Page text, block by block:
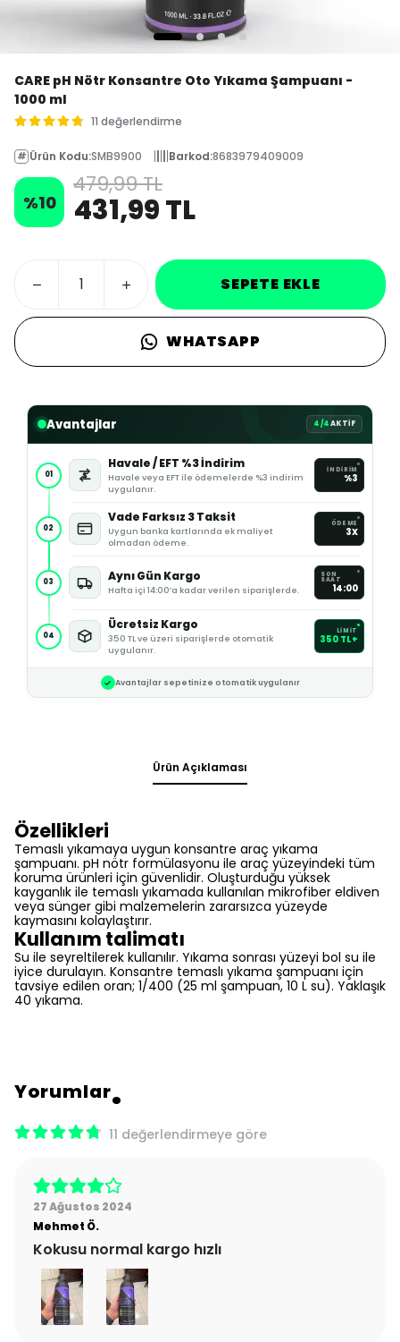
CARE pH Nötr Konsantre Oto Yıkama Şampuanı -
1000 ml
11 değerlendirme
Ürün Kodu:SMB9900 Barkod:8683979409009
%10
479,99 TL
431,99 TL
SEPETE EKLE
WHATSAPP
Avantajlar 4/4AKTİF
01
Havale / EFT %3 İndirim
Havale veya EFT ile ödemelerde %3 indirim
uygulanır.
İNDİRİM
%3
02
Vade Farksız 3 Taksit
Uygun banka kartlarında ek maliyet
olmadan ödeme.
ÖDEME
3X
03 Aynı Gün Kargo
Hafta içi 14:00’a kadar verilen siparişlerde.
SON
SAAT
14:00
04
Ücretsiz Kargo
350 TL ve üzeri siparişlerde otomatik
uygulanır.
LİMİT
350 TL+
Avantajlar sepetinize otomatik uygulanır
Ürün Açıklaması
Özellikleri
Temaslı yıkamaya uygun konsantre araç yıkama
şampuanı. pH nötr formülasyonu ile araç yüzeyindeki tüm
koruma ürünleri için güvenlidir. Oluşturduğu yüksek
kayganlık ile temaslı yıkamada kullanılan mikrofiber eldiven
veya sünger gibi malzemelerin zararsızca yüzeyde
kaymasını kolaylaştırır.
Kullanım talimatı
Su ile seyreltilerek kullanılır. Yıkama sonrası yüzeyi bol su ile
iyice durulayın. Konsantre temaslı yıkama şampuanı için
tavsiye edilen oran; 1/400 (25 ml şampuan, 10 L su). Yaklaşık
40 yıkama.
Yorumlar
11 değerlendirmeye göre
27 Ağustos 2024
Mehmet Ö.
Kokusu normal kargo hızlı